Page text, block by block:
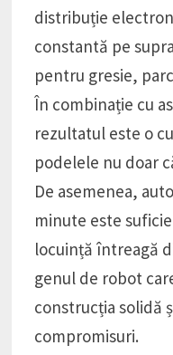
distribuție
constantă pe
pentru gresie,
În combinație cu
rezultatul este o
podelele nu doar
De asemenea,
minute este
locuință întreagă
genul de robot
construcția solidă
compromisuri.